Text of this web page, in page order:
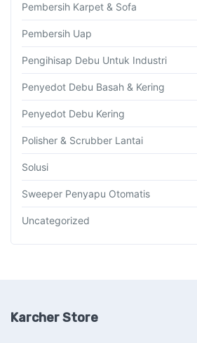
Pembersih Karpet & Sofa
Pembersih Uap
Pengihisap Debu Untuk Industri
Penyedot Debu Basah & Kering
Penyedot Debu Kering
Polisher & Scrubber Lantai
Solusi
Sweeper Penyapu Otomatis
Uncategorized
Karcher Store